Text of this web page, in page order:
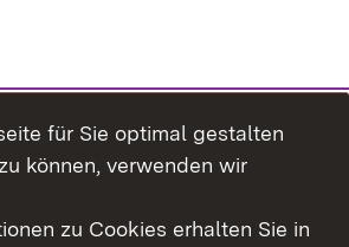
für Sie optimal gestalten
können, verwenden wir
zu Cookies erhalten Sie in